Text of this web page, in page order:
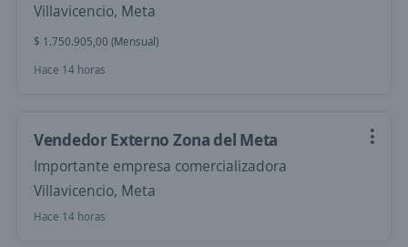
Villavicencio, Meta
$ 1.750.905,00 (Mensual)
Hace 14 horas
Vendedor Externo Zona del Meta
Importante empresa comercializadora
Villavicencio, Meta
Hace 14 horas